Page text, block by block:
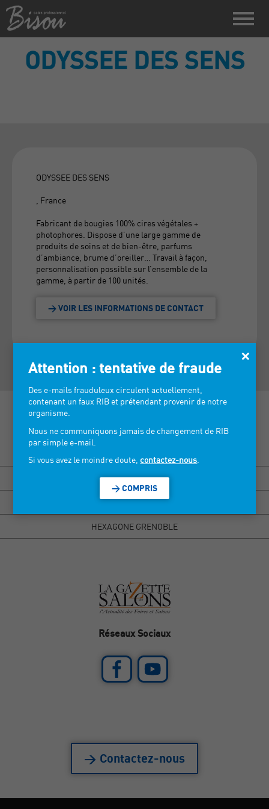
ODYSSEE DES SENS
ODYSSEE DES SENS
, France
Fabricant de bougies 100% cires végétales +
photophores. Dispose d’une large gamme de
produits de soins et de bien-être, parfums
d’ambiance, brume d’oreiller… Travail à façon,
personnalisation possible sur l’ensemble de la
gamme, à partir de 100 unités.
> VOIR LES INFORMATIONS DE CONTACT
BISOU MARSEILLE
HEXAGONE RENNES
HEXAGONE GRENOBLE
Réseaux Sociaux
> Contactez-nous
×
Attention : tentative de fraude
Des e-mails frauduleux circulent actuellement,
contenant un faux RIB et prétendant provenir de notre
organisme.
Nous ne communiquons jamais de changement de RIB
par simple e-mail.
Si vous avez le moindre doute, contactez-nous
> COMPRIS